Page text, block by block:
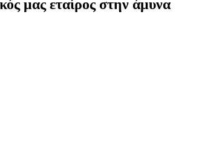
μας εταίρος στην άμυνα